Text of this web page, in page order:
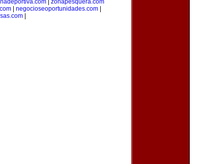
| zonapesquera.com
negocioseoportunidades.com
|